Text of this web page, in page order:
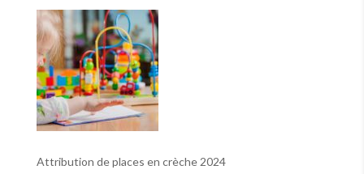
Attribution de places en crèche 2024